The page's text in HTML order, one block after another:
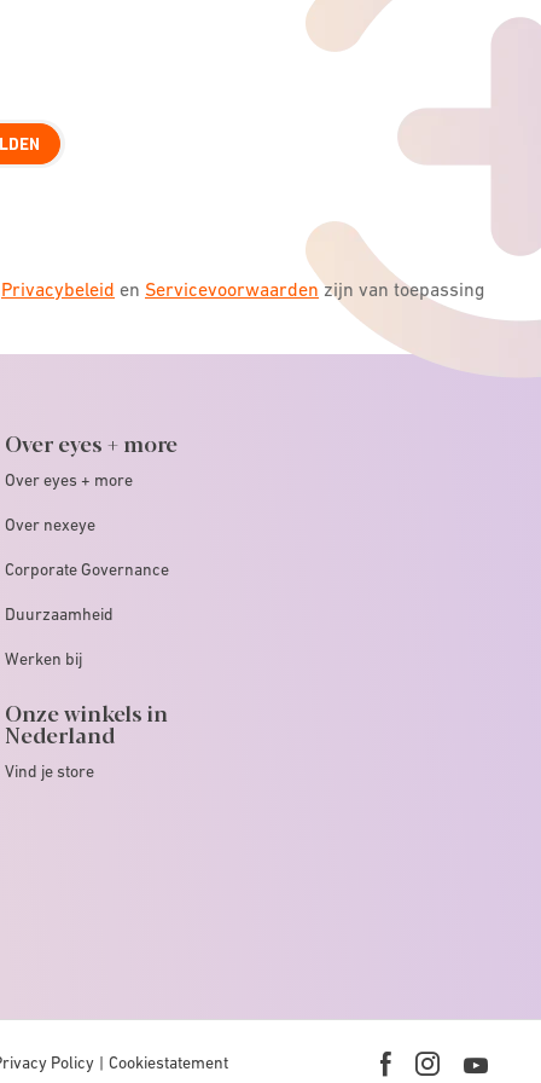
Privacybeleid en Servicevoorwaardenzijn van toepassing
Over eyes + more
Over eyes + more
Over nexeye
Corporate Governance
Duurzaamheid
Werken bij
Onze winkels in
Nederland
Vind je store
Policy Cookiestatement